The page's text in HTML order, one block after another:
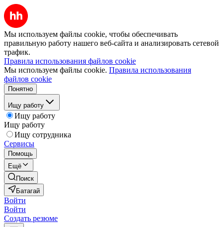
Мы используем файлы cookie, чтобы обеспечивать
правильную работу нашего веб-сайта и анализировать сетевой
трафик.
Правила использования файлов cookie
Мы используем файлы cookie. Правила использования
файлов cookie
Понятно
Ищу работу
Ищу работу
Ищу работу
Ищу сотрудника
Сервисы
Помощь
Ещё
Поиск
Батагай
Войти
Войти
Создать резюме